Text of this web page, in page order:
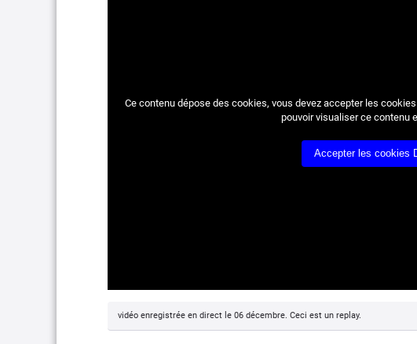
Ce contenu dépose des cookies, vous devez accepter les
pouvoir visualiser ce contenu
Accepter les cookies
vidéo enregistrée en direct le 06 décembre. Ceci est un replay.